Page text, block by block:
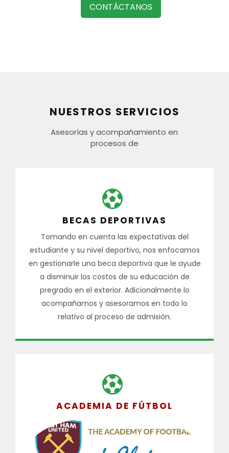
CONTÁCTANOS
NUESTROS SERVICIOS
Asesorías y acompañamiento en
procesos de
BECAS DEPORTIVAS
Tomando en cuenta las expectativas del
estudiante y su nivel deportivo, nos enfocamos
en gestionarle una beca deportiva que le ayude
a disminuir los costos de su educación de
pregrado en el exterior. Adicionalmente lo
acompañamos y asesoramos en todo lo
relativo al proceso de admisión.
ACADEMIA DE FÚTBOL